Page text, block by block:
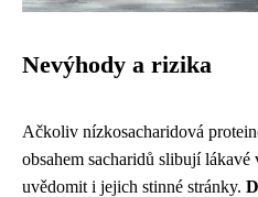
Nevýhody a rizika
Ačkoliv nízkosacharidová
obsahem sacharidů slibují lákavé
uvědomit i jejich stinné stránky.